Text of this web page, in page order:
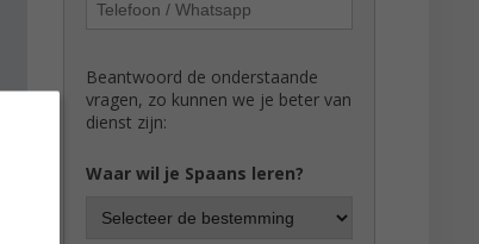
Beantwoord de onderstaande
vragen, zo kunnen we je beter van
dienst zijn:
Waar wil je Spaans leren?